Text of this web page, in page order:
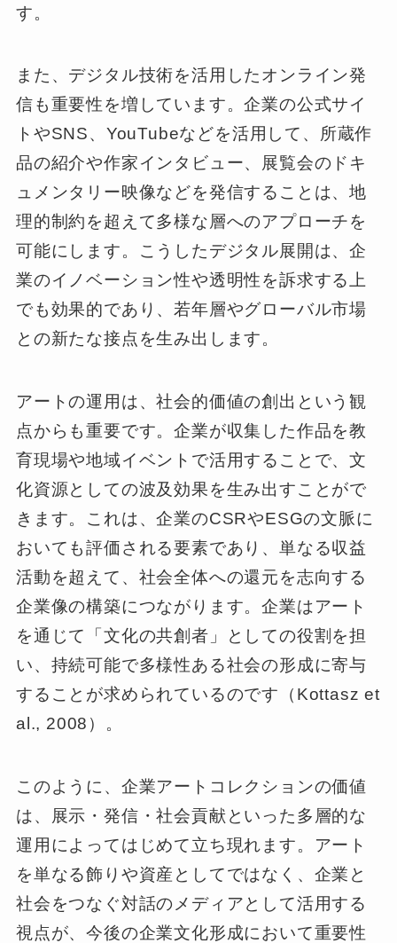
す。
また、デジタル技術を活用したオンライン発
信も重要性を増しています。企業の公式サイ
トやSNS、YouTubeなどを活用して、所蔵作
品の紹介や作家インタビュー、展覧会のドキ
ュメンタリー映像などを発信することは、地
理的制約を超えて多様な層へのアプローチを
可能にします。こうしたデジタル展開は、企
業のイノベーション性や透明性を訴求する上
でも効果的であり、若年層やグローバル市場
との新たな接点を生み出します。
アートの運用は、社会的価値の創出という観
点からも重要です。企業が収集した作品を教
育現場や地域イベントで活用することで、文
化資源としての波及効果を生み出すことがで
きます。これは、企業のCSRやESGの文脈に
おいても評価される要素であり、単なる収益
活動を超えて、社会全体への還元を志向する
企業像の構築につながります。企業はアート
を通じて「文化の共創者」としての役割を担
い、持続可能で多様性ある社会の形成に寄与
することが求められているのです（Kottasz et
al., 2008）。
このように、企業アートコレクションの価値
は、展示・発信・社会貢献といった多層的な
運用によってはじめて立ち現れます。アート
を単なる飾りや資産としてではなく、企業と
社会をつなぐ対話のメディアとして活用する
視点が、今後の企業文化形成において重要性